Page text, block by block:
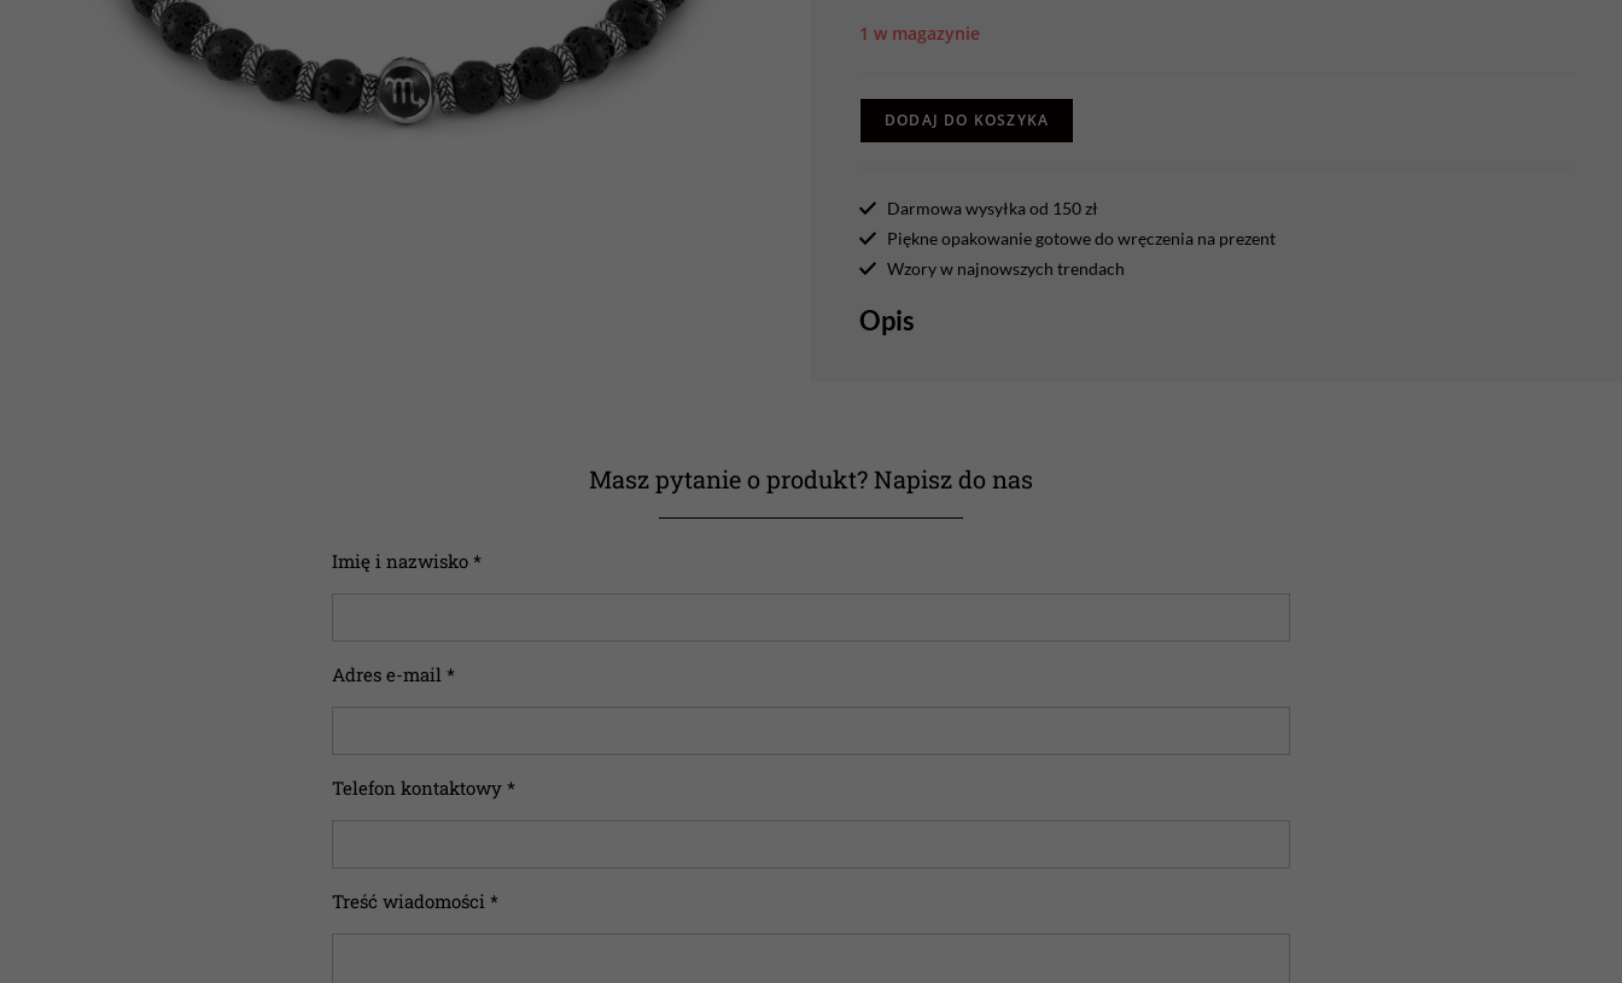
1 w magazynie
DODAJ DO KOSZYKA
Darmowa wysyłka od 150 zł
Piękne opakowanie gotowe do wręczenia na prezent
Wzory w najnowszych trendach
Opis
Masz pytanie o produkt? Napisz do nas
Imię i nazwisko *
Adres e-mail *
Telefon kontaktowy *
Treść wiadomości *